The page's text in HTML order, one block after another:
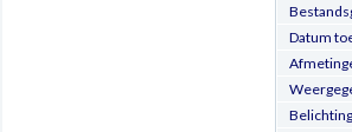
Datum